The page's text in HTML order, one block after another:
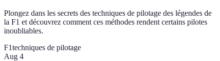
Plongez dans les secrets des techniques de pilotage des légendes de
la F1 et découvrez comment ces méthodes rendent certains pilotes
inoubliables.
F1techniques de pilotage
Aug 4